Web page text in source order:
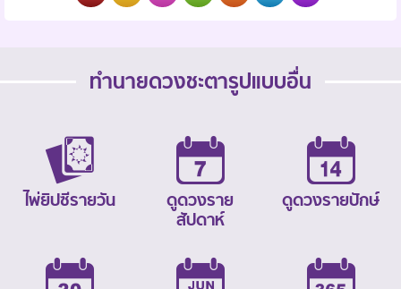
ทำนายดวงชะตารูปแบบอื่น
ไพ่ยิปซีรายวัน
ดูดวงราย
สัปดาห์
ดูดวงรายปักษ์